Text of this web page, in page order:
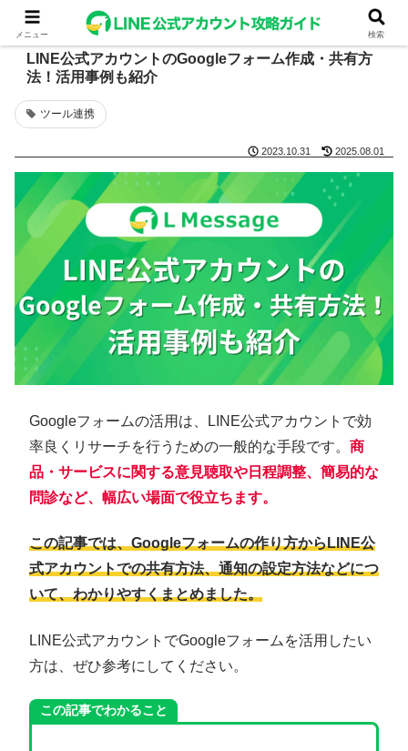
LINE公式アカウントのGoogleフォーム作成・共有方
法！活用事例も紹介
ツール連携
2023.10.31 2025.08.01
Googleフォームの活用は、LINE公式アカウントで効
率良くリサーチを行うための一般的な手段です。 商
品・サービスに関する意見聴取や日程調整、簡易的な
問診など、幅広い場面で役立ちます。
この記事では、Googleフォームの作り方からLINE公
式アカウントでの共有方法、通知の設定方法などにつ
いて、わかりやすくまとめました。
LINE公式アカウントでGoogleフォームを活用したい
方は、ぜひ参考にしてください。
この記事でわかること
メニュー 検索